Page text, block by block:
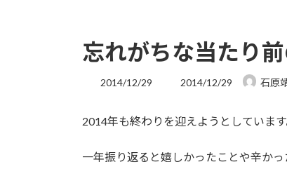
忘れがちな当たり
2014/12/29
最
新
時
:
2014/12/29 石原
2014年も終わりを迎えようとしています
一年振り返ると嬉しかったことや辛かっ